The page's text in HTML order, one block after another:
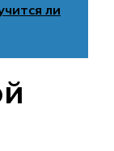
ли